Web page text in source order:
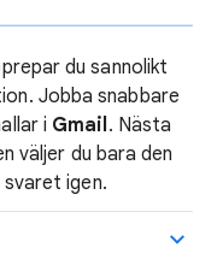
du sannolikt
Jobba snabbare
i Gmail. Nästa
väljer du bara den
igen.